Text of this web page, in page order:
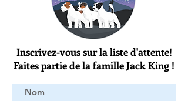
Inscrivez-vous sur la liste d'attente!
Faites partie de la famille Jack King !